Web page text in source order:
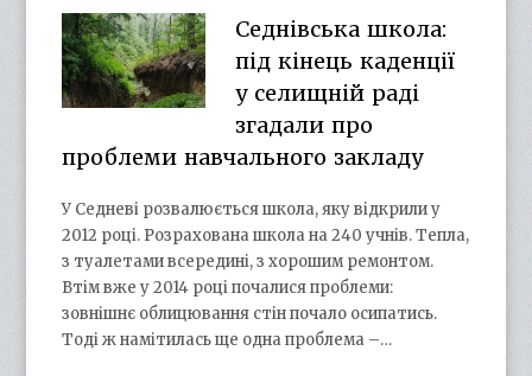
Седнівська школа:
під кінець каденції
у селищній раді
згадали про
проблеми навчального закладу
У Седневі розвалюється школа, яку відкрили у
2012 році. Розрахована школа на 240 учнів. Тепла,
з туалетами всередині, з хорошим ремонтом.
Втім вже у 2014 році почалися проблеми:
зовнішнє облицювання стін почало осипатись.
Тоді ж намітилась ще одна проблема –…